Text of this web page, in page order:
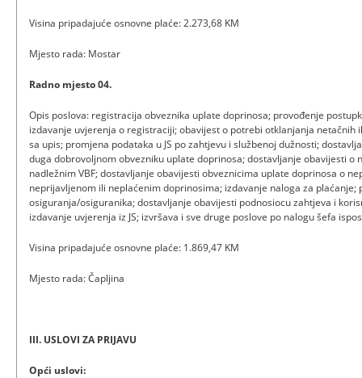
Visina pripadajuće osnovne plaće: 2.273,68 KM
Mjesto rada: Mostar
Radno mjesto 04.
Opis poslova: registracija obveznika uplate doprinosa; provođenje
izdavanje uvjerenja o registraciji; obavijest o potrebi otklanjanja netačnih
sa upis; promjena podataka u JS po zahtjevu i službenoj dužnosti;
duga dobrovoljnom obvezniku uplate doprinosa; dostavljanje obavijesti o
nadležnim VBF; dostavljanje obavijesti obveznicima uplate doprinosa o
neprijavljenom ili neplaćenim doprinosima; izdavanje naloga za plaćanje;
osiguranja/osiguranika; dostavljanje obavijesti podnosiocu zahtjeva i
izdavanje uvjerenja iz JS; izvršava i sve druge poslove po nalogu šefa
Visina pripadajuće osnovne plaće: 1.869,47 KM
Mjesto rada: Čapljina
III. USLOVI ZA PRIJAVU
Opći uslovi: